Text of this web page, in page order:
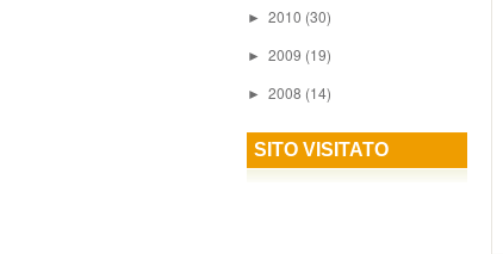
► 2010 (30)
► 2009 (19)
► 2008 (14)
SITO VISITATO